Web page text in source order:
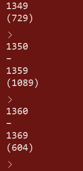
1349
(729)
1350
–
1359
(1089)
1360
–
1369
(604)